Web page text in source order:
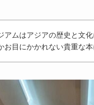
アムはアジアの歴史と文
お目にかかれない貴重な本